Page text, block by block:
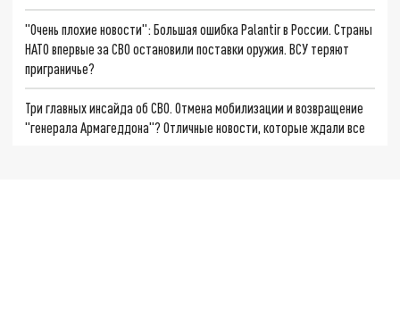
"Очень плохие новости": Большая ошибка Palantir в России. Страны
НАТО впервые за СВО остановили поставки оружия. ВСУ теряют
приграничье?
Три главных инсайда об СВО. Отмена мобилизации и возвращение
"генерала Армагеддона"? Отличные новости, которые ждали все